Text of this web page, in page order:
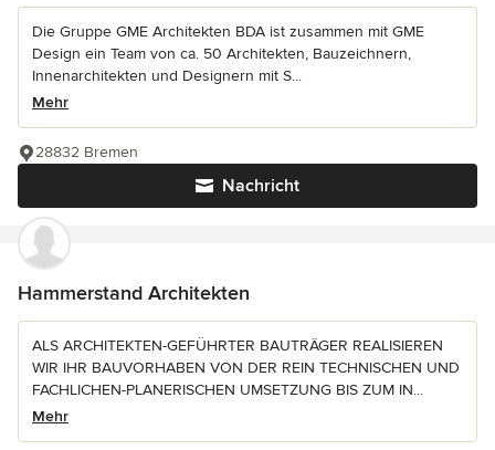
Die Gruppe GME Architekten BDA ist zusammen mit GME
Design ein Team von ca. 50 Architekten, Bauzeichnern,
Innenarchitekten und Designern mit S...
Mehr
Nachricht
28832 Bremen
Hammerstand Architekten
ALS ARCHITEKTEN-GEFÜHRTER BAUTRÄGER REALISIEREN
WIR IHR BAUVORHABEN VON DER REIN TECHNISCHEN UND
FACHLICHEN-PLANERISCHEN UMSETZUNG BIS ZUM IN...
Mehr